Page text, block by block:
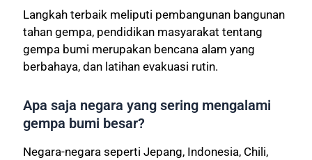
Langkah terbaik meliputi pembangunan bangunan
tahan gempa, pendidikan masyarakat tentang
gempa bumi merupakan bencana alam yang
berbahaya, dan latihan evakuasi rutin.
Apa saja negara yang sering mengalami
gempa bumi besar?
Negara-negara seperti Jepang, Indonesia, Chili,